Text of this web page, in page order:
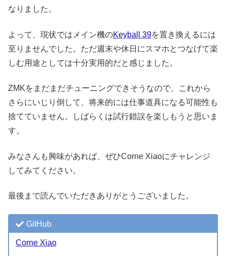
なりました。
よって、現状ではメイン機のKeyball 39を置き換えるには
至りませんでした。ただ週末や休日にスマホとつなげて楽
しむ用途としては十分実用的だと感じました。
ZMKをまだまだチューニングできそうなので、これから
さらにいじり倒して、将来的には仕事道具になる可能性も
捨てていません。しばらくは試行錯誤を楽しもうと思いま
す。
みなさんも興味があれば、ぜひCorne Xiaoにチャレンジ
してみてください。
最後まで読んでいただきありがとうございました。
GitHub
Corne Xiao